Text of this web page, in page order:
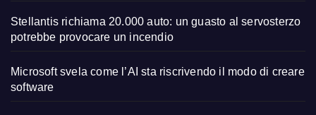
Stellantis richiama 20.000 auto: un guasto al servosterzo
potrebbe provocare un incendio
Microsoft svela come l’AI sta riscrivendo il modo di creare
software